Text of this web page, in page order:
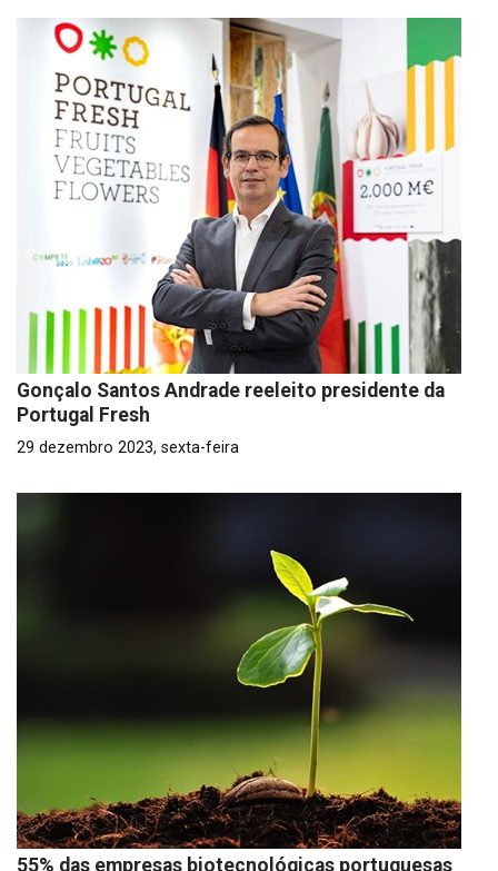
Gonçalo Santos Andrade reeleito presidente da
Portugal Fresh
29 dezembro 2023, sexta-feira
55% das empresas biotecnológicas portuguesas